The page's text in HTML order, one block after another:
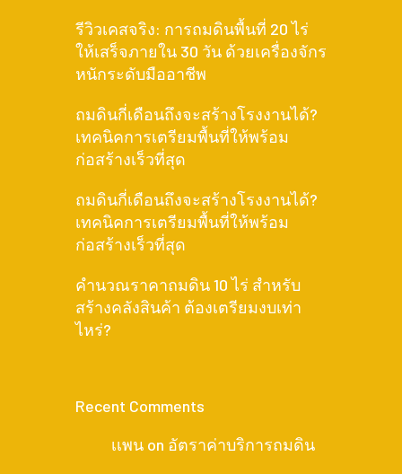
รีวิวเคสจริง: การถมดินพื้นที่ 20 ไร่
ให้เสร็จภายใน 30 วัน ด้วยเครื่องจักร
หนักระดับมืออาชีพ
ถมดินกี่เดือนถึงจะสร้างโรงงานได้?
เทคนิคการเตรียมพื้นที่ให้พร้อม
ก่อสร้างเร็วที่สุด
ถมดินกี่เดือนถึงจะสร้างโรงงานได้?
เทคนิคการเตรียมพื้นที่ให้พร้อม
ก่อสร้างเร็วที่สุด
คำนวณราคาถมดิน 10 ไร่ สำหรับ
สร้างคลังสินค้า ต้องเตรียมงบเท่า
ไหร่?
Recent Comments
เเพน on อัตราค่าบริการถมดิน